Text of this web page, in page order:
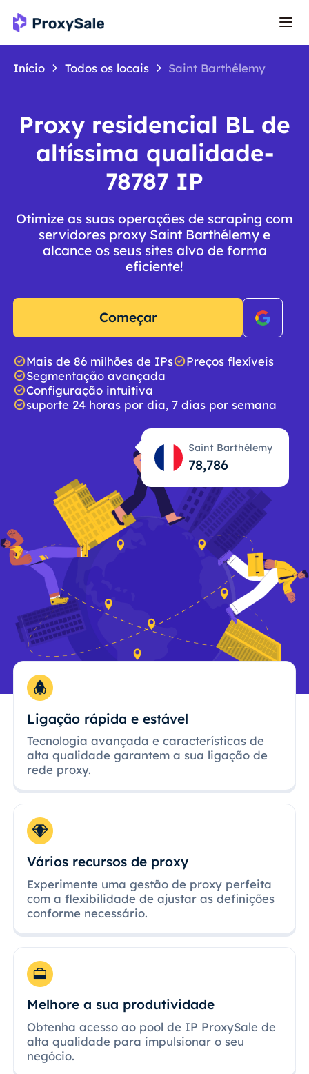
Início Todos os locais Saint Barthélemy
Proxy residencial BL de
altíssima qualidade-
78787 IP
Otimize as suas operações de scraping com
servidores proxy Saint Barthélemy e
alcance os seus sites alvo de forma
eficiente!
Começar
Mais de 86 milhões de IPs
Preços flexíveis
Segmentação avançada
Configuração intuitiva
suporte 24 horas por dia, 7 dias por semana
Saint Barthélemy
78,787
Ligação rápida e estável
Tecnologia avançada e características de
alta qualidade garantem a sua ligação de
rede proxy.
Vários recursos de proxy
Experimente uma gestão de proxy perfeita
com a flexibilidade de ajustar as definições
conforme necessário.
Melhore a sua produtividade
Obtenha acesso ao pool de IP ProxySale de
alta qualidade para impulsionar o seu
negócio.